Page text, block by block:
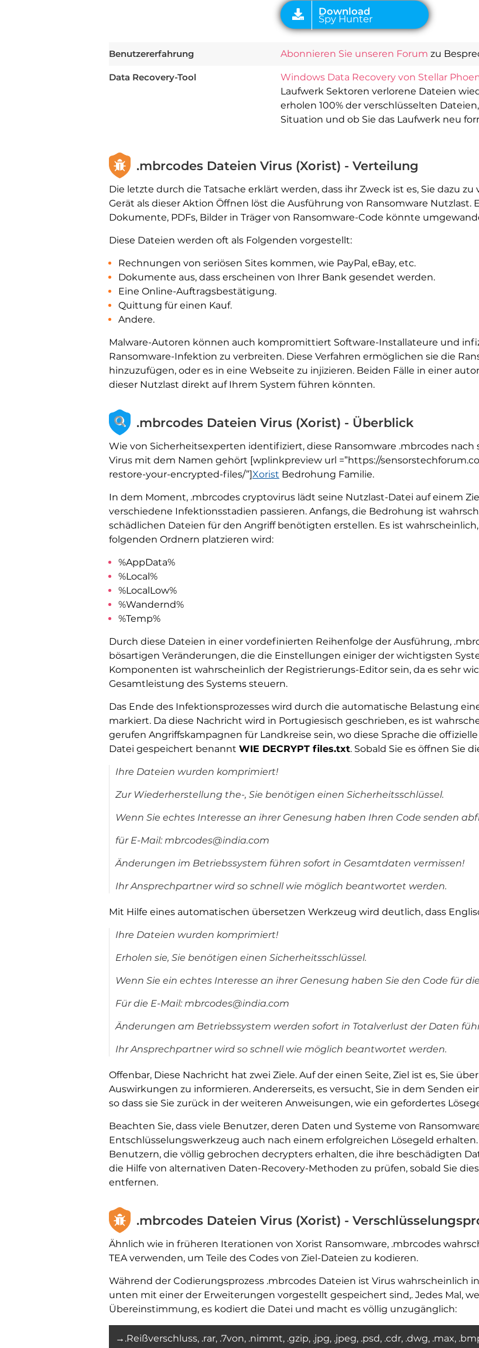
Benutzererfahrung Abonnieren Sie unseren Forum zu
Data Recovery-Tool Windows Data Recovery von Stellar
Laufwerk Sektoren verlorene Dateien
erholen 100% der verschlüsselten
Situation und ob Sie das Laufwerk neu
.mbrcodes Dateien Virus (Xorist) - Verteilung
Die letzte durch die Tatsache erklärt werden, dass ihr Zweck ist es, Sie dazu
Gerät als dieser Aktion Öffnen löst die Ausführung von Ransomware
Dokumente, PDFs, Bilder in Träger von Ransomware-Code könnte
Diese Dateien werden oft als Folgenden vorgestellt:
Rechnungen von seriösen Sites kommen, wie PayPal, eBay, etc.
Dokumente aus, dass erscheinen von Ihrer Bank gesendet werden.
Eine Online-Auftragsbestätigung.
Quittung für einen Kauf.
Andere.
Malware-Autoren können auch kompromittiert Software-Installateure und
Ransomware-Infektion zu verbreiten. Diese Verfahren ermöglichen sie die
hinzuzufügen, oder es in eine Webseite zu injizieren. Beiden Fälle in einer
dieser Nutzlast direkt auf Ihrem System führen könnten.
.mbrcodes Dateien Virus (Xorist) - Überblick
Wie von Sicherheitsexperten identifiziert, diese Ransomware .mbrcodes
Virus mit dem Namen gehört [wplinkpreview url =”https://
restore-your-encrypted-files/”]Xorist Bedrohung Familie.
In dem Moment, .mbrcodes cryptovirus lädt seine Nutzlast-Datei auf einem
verschiedene Infektionsstadien passieren. Anfangs, die Bedrohung ist
schädlichen Dateien für den Angriff benötigten erstellen. Es ist
folgenden Ordnern platzieren wird:
%AppData%
%Local%
%LocalLow%
%Wandernd%
%Temp%
Durch diese Dateien in einer vordefinierten Reihenfolge der Ausführung,
bösartigen Veränderungen, die die Einstellungen einiger der wichtigsten
Komponenten ist wahrscheinlich der Registrierungs-Editor sein, da es sehr
Gesamtleistung des Systems steuern.
Das Ende des Infektionsprozesses wird durch die automatische Belastung
markiert. Da diese Nachricht wird in Portugiesisch geschrieben, es ist
gerufen Angriffskampagnen für Landkreise sein, wo diese Sprache die
Datei gespeichert benannt WIE DECRYPT files.txt. Sobald Sie es öffnen Sie
Ihre Dateien wurden komprimiert!
Zur Wiederherstellung the-, Sie benötigen einen Sicherheitsschlüssel.
Wenn Sie echtes Interesse an ihrer Genesung haben Ihren Code senden
für E-Mail: mbrcodes@india.com
Änderungen im Betriebssystem führen sofort in Gesamtdaten vermissen!
Ihr Ansprechpartner wird so schnell wie möglich beantwortet werden.
Mit Hilfe eines automatischen übersetzen Werkzeug wird deutlich, dass
Ihre Dateien wurden komprimiert!
Erholen sie, Sie benötigen einen Sicherheitsschlüssel.
Wenn Sie ein echtes Interesse an ihrer Genesung haben Sie den Code für
Für die E-Mail: mbrcodes@india.com
Änderungen am Betriebssystem werden sofort in Totalverlust der Daten
Ihr Ansprechpartner wird so schnell wie möglich beantwortet werden.
Offenbar, Diese Nachricht hat zwei Ziele. Auf der einen Seite, Ziel ist es, Sie
Auswirkungen zu informieren. Andererseits, es versucht, Sie in dem Senden
so dass sie Sie zurück in der weiteren Anweisungen, wie ein gefordertes
Beachten Sie, dass viele Benutzer, deren Daten und Systeme von
Entschlüsselungswerkzeug auch nach einem erfolgreichen Lösegeld
Benutzern, die völlig gebrochen decrypters erhalten, die ihre beschädigten
die Hilfe von alternativen Daten-Recovery-Methoden zu prüfen, sobald Sie
entfernen.
.mbrcodes Dateien Virus (Xorist) -
Ähnlich wie in früheren Iterationen von Xorist Ransomware, .mbrcodes
TEA verwenden, um Teile des Codes von Ziel-Dateien zu kodieren.
Während der Codierungsprozess .mbrcodes Dateien ist Virus wahrscheinlich
unten mit einer der Erweiterungen vorgestellt gespeichert sind,. Jedes Mal,
Übereinstimmung, es kodiert die Datei und macht es völlig unzugänglich:
→.Reißverschluss, .rar, .7von, .nimmt, .gzip, .jpg, .jpeg, .psd, .cdr, .dwg, .max,